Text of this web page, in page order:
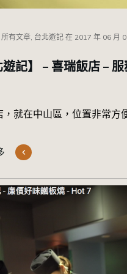
所有文章, 台北遊記 在 2017 年 06 月
遊記】 – 喜瑞飯店 –
，就在中山區，位置非常方